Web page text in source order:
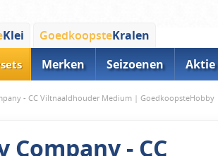
Klei GoedkoopsteKralen
Merken Seizoenen Aktie
- CC Viltnaaldhouder Medium | GoedkoopsteHobby
Company - CC